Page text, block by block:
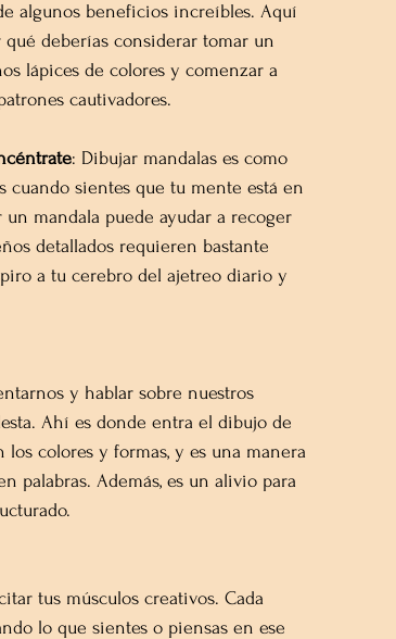
algunos beneficios increíbles. Aquí
deberías considerar tomar un
lápices de colores y comenzar a
cautivadores.
: Dibujar mandalas es como
cuando sientes que tu mente está en
mandala puede ayudar a recoger
detallados requieren bastante
a tu cerebro del ajetreo diario y
y hablar sobre nuestros
Ahí es donde entra el dibujo de
colores y formas, y es una manera
palabras. Además, es un alivio para
tus músculos creativos. Cada
lo que sientes o piensas en ese